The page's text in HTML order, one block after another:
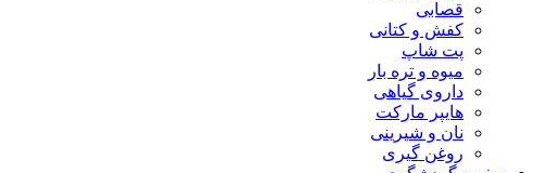
قصابی
کفش و کتانی
پت شاپ
میوه و تره بار
داروی گیاهی
هایپر مارکت
نان و شیرینی
روغن گیری